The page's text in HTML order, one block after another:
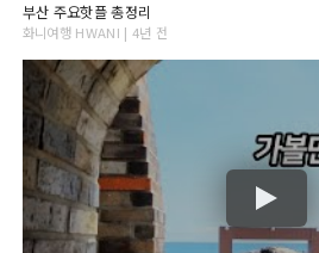
부산 주요핫플 총정리
화니여행 HWANI | 4년 전